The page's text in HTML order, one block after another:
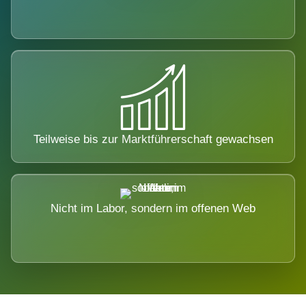
Teilweise bis zur Marktführerschaft gewachsen
Nicht im Labor, sondern im offenen Web